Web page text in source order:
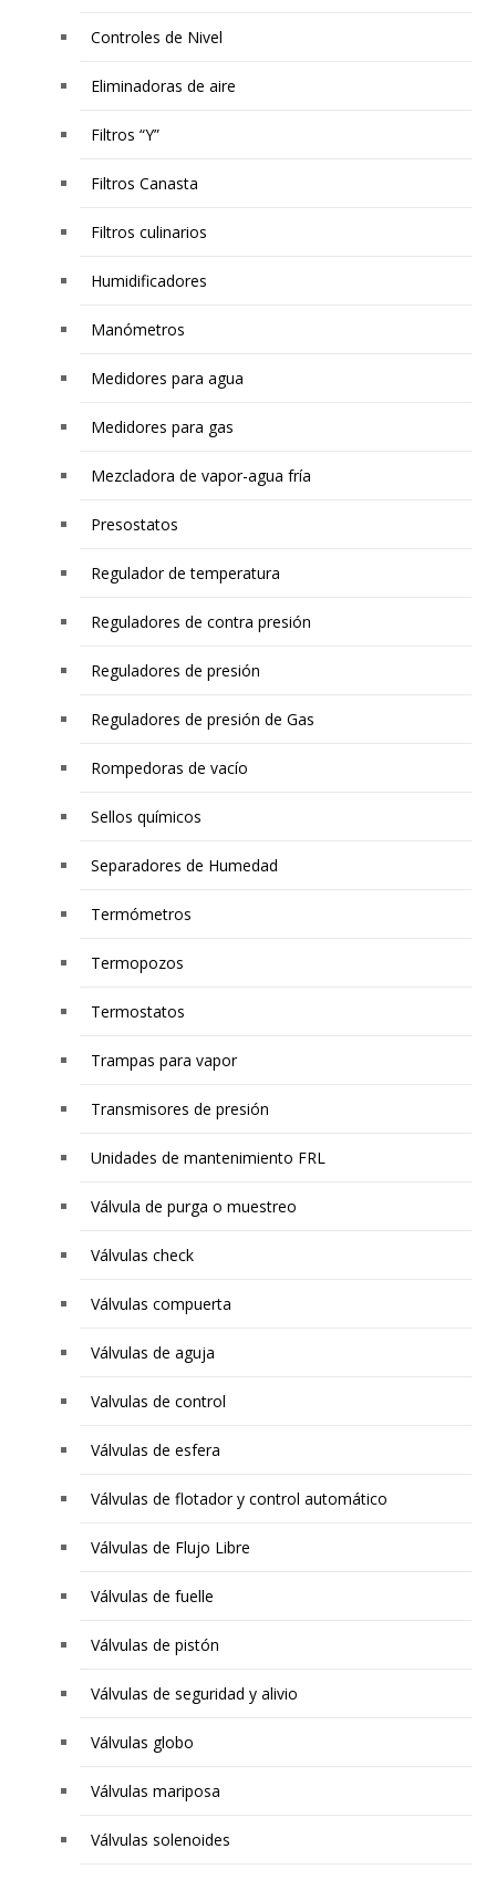
Controles de Nivel
Eliminadoras de aire
Filtros “Y”
Filtros Canasta
Filtros culinarios
Humidificadores
Manómetros
Medidores para agua
Medidores para gas
Mezcladora de vapor-agua fría
Presostatos
Regulador de temperatura
Reguladores de contra presión
Reguladores de presión
Reguladores de presión de Gas
Rompedoras de vacío
Sellos químicos
Separadores de Humedad
Termómetros
Termopozos
Termostatos
Trampas para vapor
Transmisores de presión
Unidades de mantenimiento FRL
Válvula de purga o muestreo
Válvulas check
Válvulas compuerta
Válvulas de aguja
Valvulas de control
Válvulas de esfera
Válvulas de flotador y control automático
Válvulas de Flujo Libre
Válvulas de fuelle
Válvulas de pistón
Válvulas de seguridad y alivio
Válvulas globo
Válvulas mariposa
Válvulas solenoides